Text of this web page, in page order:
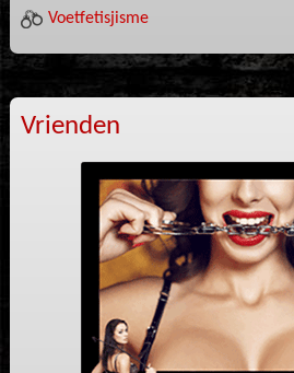
Voetfetisjisme
Vrienden